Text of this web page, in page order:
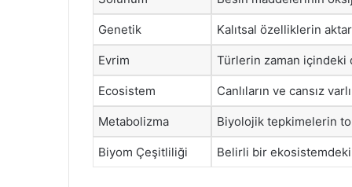
Genetik Kalıtsal özelliklerin
Evrim Türlerin zaman içindeki
Ecosistem Canlıların ve cansız
Metabolizma Biyolojik tepkimelerin
Biyom Çeşitliliği Belirli bir